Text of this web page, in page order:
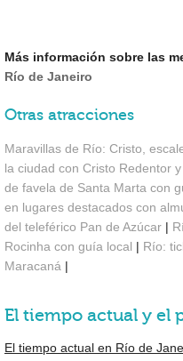
Más información sobre las
Río de Janeiro
Otras atracciones
Maravillas de Río: Cristo,
la ciudad con Cristo Redentor
de favela de Santa Marta con
en lugares destacados con
del teleférico Pan de Azúcar |
Rocinha con guía local | Río:
Maracaná |
El tiempo actual y el
El tiempo actual en Río de